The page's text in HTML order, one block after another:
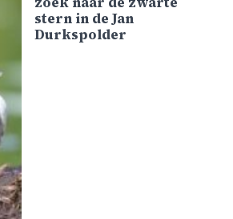
stern in de Jan
Durkspolder